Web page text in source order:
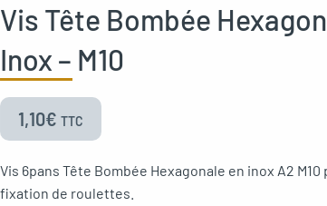
Vis Tête Bombée
Inox – M10
1,10€ TTC
Vis 6pans Tête Bombée Hexagonale en inox A2 M10
fixation de roulettes.